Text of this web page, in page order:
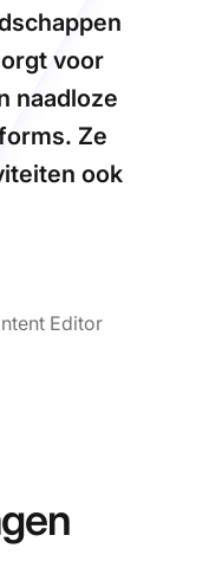
voor
naadloze
Ze
ook
Editor